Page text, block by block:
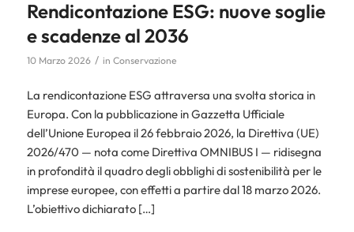
Rendicontazione ESG: nuove soglie
e scadenze al 2036
10 Marzo 2026 / in Conservazione
La rendicontazione ESG attraversa una svolta storica in
Europa. Con la pubblicazione in Gazzetta Ufficiale
dell’Unione Europea il 26 febbraio 2026, la Direttiva (UE)
2026/470 — nota come Direttiva OMNIBUS I — ridisegna
in profondità il quadro degli obblighi di sostenibilità per le
imprese europee, con effetti a partire dal 18 marzo 2026.
L’obiettivo dichiarato […]